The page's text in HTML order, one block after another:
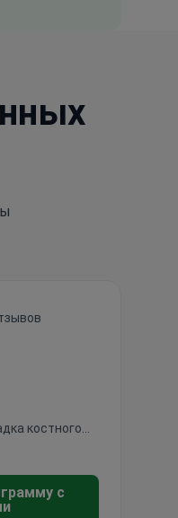
костного
с